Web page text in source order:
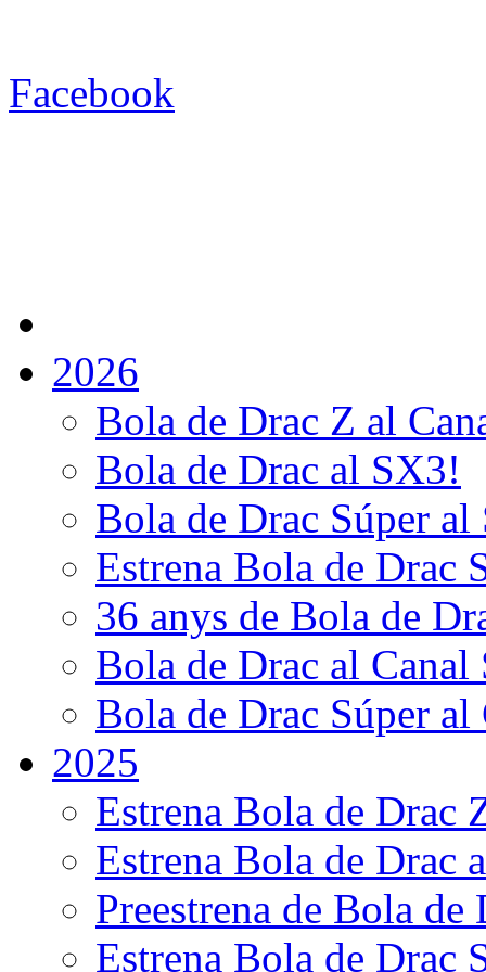
Facebook
2026
Bola de Drac Z al
Bola de Drac al SX3!
Bola de Drac Súper
Estrena Bola de Drac
36 anys de Bola de
Bola de Drac al Canal
Bola de Drac Súper
2025
Estrena Bola de Drac
Estrena Bola de Drac
Preestrena de Bola de
Estrena Bola de Drac